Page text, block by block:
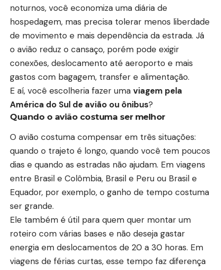
noturnos, você economiza uma diária de
hospedagem, mas precisa tolerar menos liberdade
de movimento e mais dependência da estrada. Já
o avião reduz o cansaço, porém pode exigir
conexões, deslocamento até aeroporto e mais
gastos com bagagem, transfer e alimentação.
E aí, você escolheria fazer uma viagem pela
América do Sul de avião ou ônibus?
Quando o avião costuma ser melhor
O avião costuma compensar em três situações:
quando o trajeto é longo, quando você tem poucos
dias e quando as estradas não ajudam. Em viagens
entre Brasil e Colômbia, Brasil e Peru ou Brasil e
Equador, por exemplo, o ganho de tempo costuma
ser grande.
Ele também é útil para quem quer montar um
roteiro com várias bases e não deseja gastar
energia em deslocamentos de 20 a 30 horas. Em
viagens de férias curtas, esse tempo faz diferença